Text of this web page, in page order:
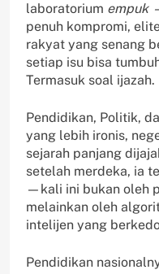
laboratorium empuk
penuh kompromi,
rakyat yang senang
setiap isu bisa
Termasuk soal ijazah.
Pendidikan, Politik,
yang lebih ironis,
sejarah panjang
setelah merdeka, ia
—kali ini bukan oleh
melainkan oleh
intelijen yang
Pendidikan